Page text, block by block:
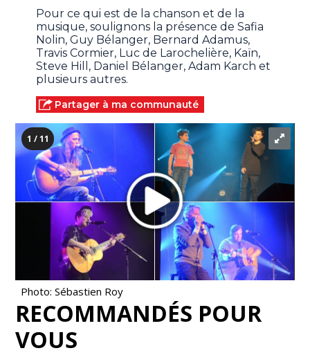
Pour ce qui est de la chanson et de la
musique, soulignons la présence de Safia
Nolin, Guy Bélanger, Bernard Adamus,
Travis Cormier, Luc de Larochelière, Kaïn,
Steve Hill, Daniel Bélanger, Adam Karch et
plusieurs autres.
Partager à ma communauté
1 / 11
Photo: Sébastien Roy
RECOMMANDÉS POUR
VOUS